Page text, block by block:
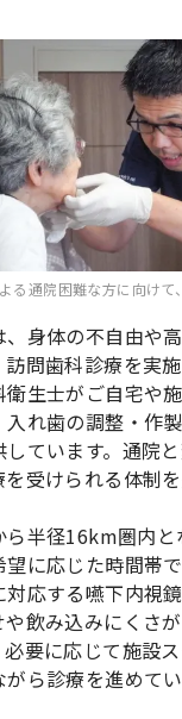
る通院困難な方に向けて
身体の不自由や
問歯科診療を実
生士がご自宅や
れ歯の調整・作
ています。通院
受けられる体制を
半径16km圏内と
に応じた時間帯で
応する嚥下内視
や飲み込みにくさ
要に応じて施設
ら診療を進めてい